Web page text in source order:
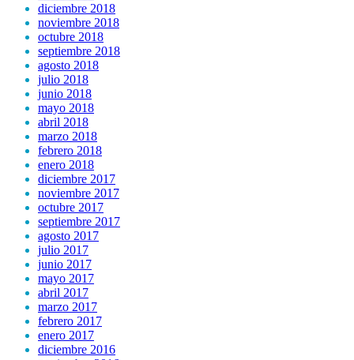
diciembre 2018
noviembre 2018
octubre 2018
septiembre 2018
agosto 2018
julio 2018
junio 2018
mayo 2018
abril 2018
marzo 2018
febrero 2018
enero 2018
diciembre 2017
noviembre 2017
octubre 2017
septiembre 2017
agosto 2017
julio 2017
junio 2017
mayo 2017
abril 2017
marzo 2017
febrero 2017
enero 2017
diciembre 2016